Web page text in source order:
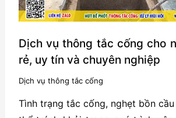
An
Dịch vụ thông tắc cống cho
rẻ, uy tín và chuyên nghiệp
Dịch vụ thông tắc cống
Tình trạng tắc cống, nghẹt bồn